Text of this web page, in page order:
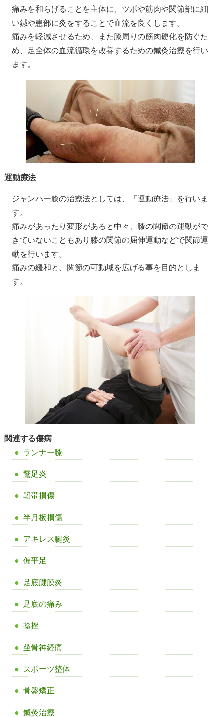
痛みを和らげることを主体に、ツボや筋肉や関節部に細
い鍼や患部に灸をすることで血流を良くします。
痛みを軽減させるため、また膝周りの筋肉硬化を防ぐた
め、足全体の血流循環を改善するための鍼灸治療を行い
ます。
運動療法
ジャンパー膝の治療法としては、「運動療法」を行いま
す。
痛みがあったり変形があると中々、膝の関節の運動がで
きていないこともあり膝の関節の屈伸運動などで関節運
動を行います。
痛みの緩和と、関節の可動域を広げる事を目的としま
す。
関連する傷病
ランナー膝
鵞足炎
靭帯損傷
半月板損傷
アキレス腱炎
偏平足
足底腱膜炎
足底の痛み
捻挫
坐骨神経痛
スポーツ整体
骨盤矯正
鍼灸治療